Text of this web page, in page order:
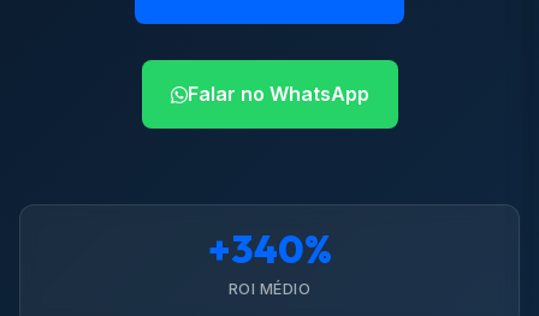
Falar no WhatsApp
+340%
ROI MÉDIO